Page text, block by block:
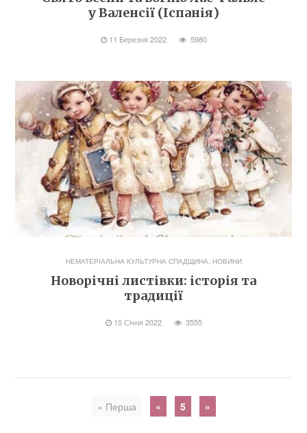
у Валенсії (Іспанія)
11 Березня 2022 5980
НЕМАТЕРІАЛЬНА КУЛЬТУРНА СПАДЩИНА, НОВИНИ
Новорічні листівки: історія та
традиції
10 Січня 2022 3555
« Перша « 5 »